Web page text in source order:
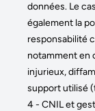
données. Le
également la
responsabilité
notamment en
injurieux,
support utilisé
4 - CNIL et